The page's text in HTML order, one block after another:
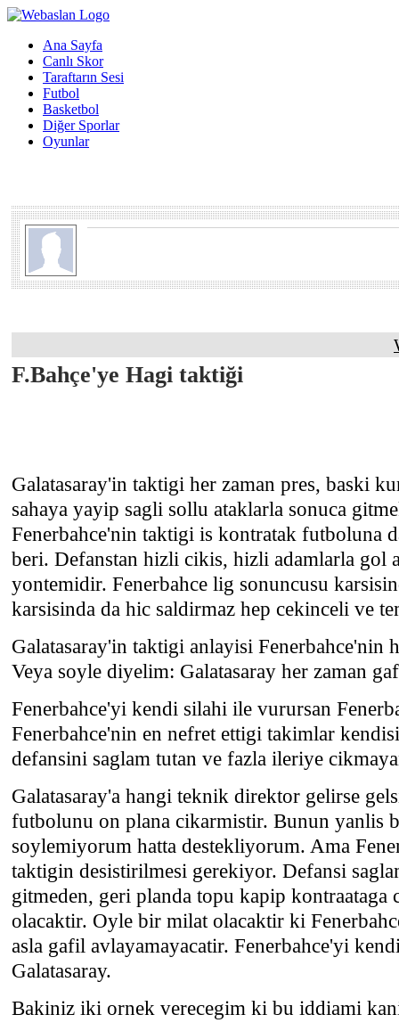
Ana Sayfa
Canlı Skor
Taraftarın Sesi
Futbol
Basketbol
Diğer Sporlar
Oyunlar
F.Bahçe'ye Hagi taktiği
Galatasaray'in taktigi her zaman pres, baski
sahaya yayip sagli sollu ataklarla sonuca
Fenerbahce'nin taktigi is kontratak futboluna
beri. Defanstan hizli cikis, hizli adamlarla gol
yontemidir. Fenerbahce lig sonuncusu
karsisinda da hic saldirmaz hep cekinceli ve
Galatasaray'in taktigi anlayisi Fenerbahce'nin
Veya soyle diyelim: Galatasaray her zaman
Fenerbahce'yi kendi silahi ile vurursan
Fenerbahce'nin en nefret ettigi takimlar
defansini saglam tutan ve fazla ileriye
Galatasaray'a hangi teknik direktor gelirse
futbolunu on plana cikarmistir. Bunun yanlis
soylemiyorum hatta destekliyorum. Ama
taktigin desistirilmesi gerekiyor. Defansi
gitmeden, geri planda topu kapip
olacaktir. Oyle bir milat olacaktir ki
asla gafil avlayamayacatir. Fenerbahce'yi
Galatasaray.
Bakiniz iki ornek verecegim ki bu iddiami